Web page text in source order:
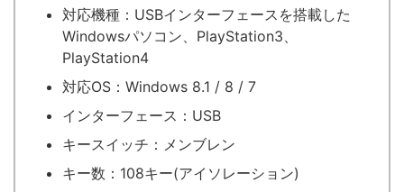
対応機種：USBインターフェースを搭載した
Windowsパソコン、PlayStation3、
PlayStation4
対応OS：Windows 8.1 / 8 / 7
インターフェース：USB
キースイッチ：メンブレン
キー数：108キー(アイソレーション)